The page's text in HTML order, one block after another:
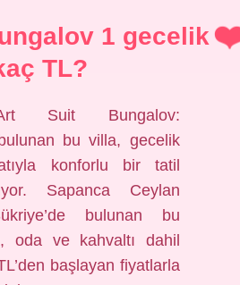
1 gecelik
TL?
Suit Bungalov:
bu villa, gecelik
konforlu bir tatil
Sapanca Ceylan
bulunan bu
oda ve kahvaltı dahil
başlayan fiyatlarla